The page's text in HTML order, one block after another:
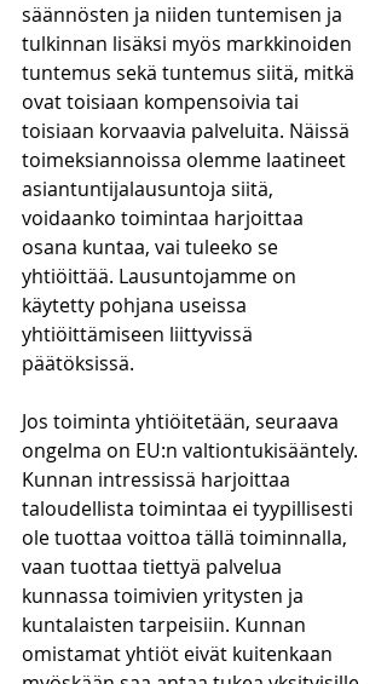
säännösten ja niiden tuntemisen ja
tulkinnan lisäksi myös markkinoiden
tuntemus sekä tuntemus siitä, mitkä
ovat toisiaan kompensoivia tai
toisiaan korvaavia palveluita. Näissä
toimeksiannoissa olemme laatineet
asiantuntijalausuntoja siitä,
voidaanko toimintaa harjoittaa
osana kuntaa, vai tuleeko se
yhtiöittää. Lausuntojamme on
käytetty pohjana useissa
yhtiöittämiseen liittyvissä
päätöksissä.
Jos toiminta yhtiöitetään, seuraava
ongelma on EU:n valtiontukisääntely.
Kunnan intressissä harjoittaa
taloudellista toimintaa ei tyypillisesti
ole tuottaa voittoa tällä toiminnalla,
vaan tuottaa tiettyä palvelua
kunnassa toimivien yritysten ja
kuntalaisten tarpeisiin. Kunnan
omistamat yhtiöt eivät kuitenkaan